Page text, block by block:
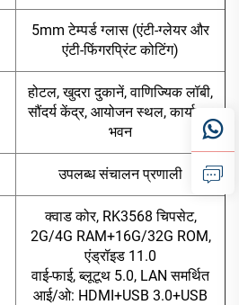
5mm टेम्पर्ड ग्लास (एंटी-ग्लेयर और
एंटी-फिंगरप्रिंट कोटिंग)
होटल, खुदरा दुकानें, वाणिज्यिक लॉबी,
सौंदर्य केंद्र, आयोजन स्थल, कार्यालय
भवन
उपलब्ध संचालन प्रणाली
क्वाड कोर, RK3568 चिपसेट,
2G/4G RAM+16G/32G ROM,
एंड्रॉइड 11.0
वाई-फाई, ब्लूटूथ 5.0, LAN समर्थित
आई/ओ: HDMI+USB 3.0+USB